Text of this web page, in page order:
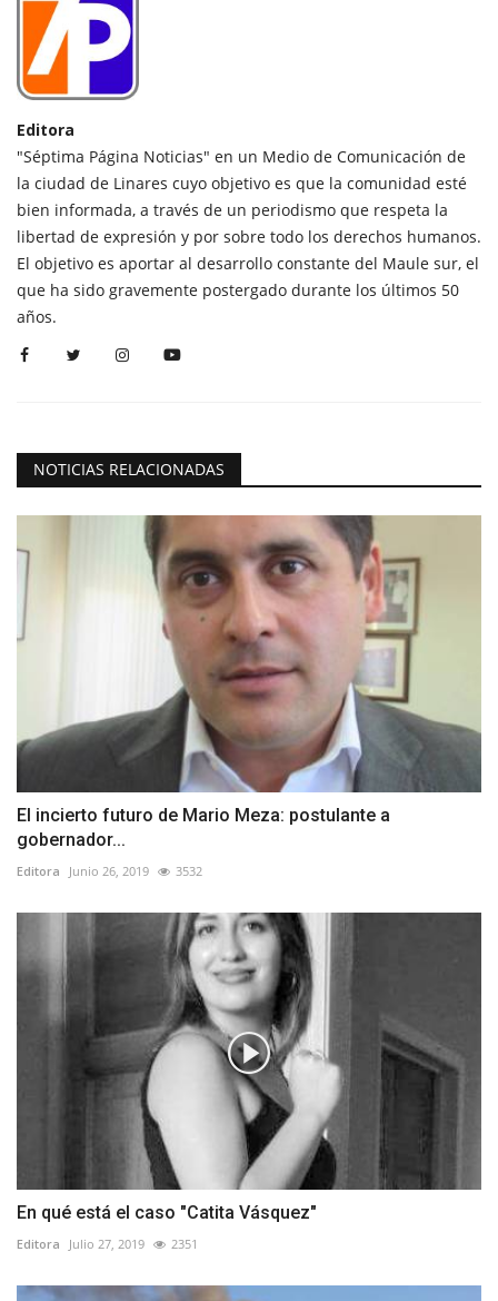
Editora
"Séptima Página Noticias" en un Medio de Comunicación de
la ciudad de Linares cuyo objetivo es que la comunidad esté
bien informada, a través de un periodismo que respeta la
libertad de expresión y por sobre todo los derechos humanos.
El objetivo es aportar al desarrollo constante del Maule sur, el
que ha sido gravemente postergado durante los últimos 50
años.
NOTICIAS RELACIONADAS
El incierto futuro de Mario Meza: postulante a
gobernador...
Editora Junio 26, 2019 3532
En qué está el caso "Catita Vásquez"
Editora Julio 27, 2019 2351